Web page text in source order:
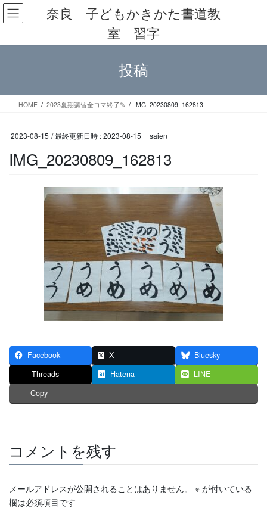
コ
ン
ン
キ
ナ
ビ
ー
に
奈良 子どもかきかた書道教
室 習字
投稿
HOME 2023夏期講習全コマ終了✎ IMG_20230809_162813
2023-08-15 / 最終更新日時 :2023-08-15 saien
IMG_20230809_162813
Facebook X
Bluesky
Threads
Hatena
LINE
Copy
コメントを残す
メールアドレスが公開されることはありません。 ※ が付いている
欄は必須項目です